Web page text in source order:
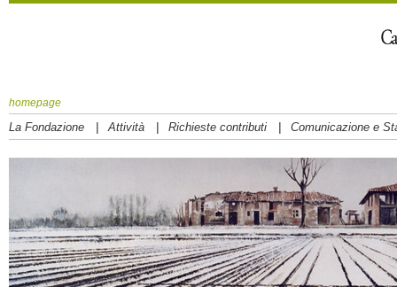
homepage
La Fondazione | Attività | Richieste contributi | Comunicazione e